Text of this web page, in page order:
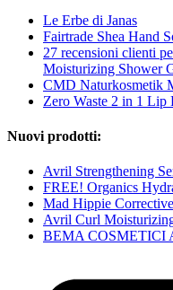
Le Erbe di Janas
Fairtrade Shea Hand
27 recensioni clienti
Moisturizing Shower
CMD Naturkosmetik
Zero Waste 2 in 1
Nuovi prodotti:
Avril Strengthening
FREE! Organics
Mad Hippie
Avril Curl
BEMA COSMETICI